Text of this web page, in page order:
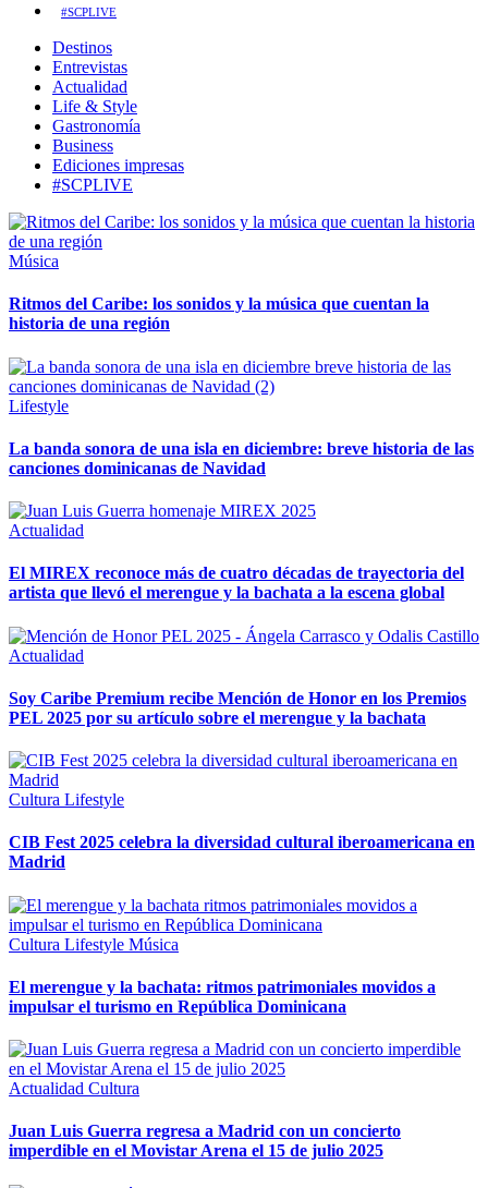
#SCPLIVE
Destinos
Entrevistas
Actualidad
Life & Style
Gastronomía
Business
Ediciones impresas
#SCPLIVE
Música
Ritmos del Caribe: los sonidos y la música que cuentan la
historia de una región
Lifestyle
La banda sonora de una isla en diciembre: breve historia de las
canciones dominicanas de Navidad
Actualidad
El MIREX reconoce más de cuatro décadas de trayectoria del
artista que llevó el merengue y la bachata a la escena global
Actualidad
Soy Caribe Premium recibe Mención de Honor en los Premios
PEL 2025 por su artículo sobre el merengue y la bachata
Cultura Lifestyle
CIB Fest 2025 celebra la diversidad cultural iberoamericana en
Madrid
Cultura Lifestyle Música
El merengue y la bachata: ritmos patrimoniales movidos a
impulsar el turismo en República Dominicana
Actualidad Cultura
Juan Luis Guerra regresa a Madrid con un concierto
imperdible en el Movistar Arena el 15 de julio 2025